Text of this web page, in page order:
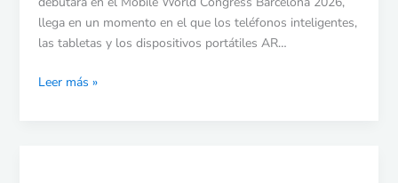
llega en un momento en el que los teléfonos inteligentes,
las tabletas y los dispositivos portátiles AR…
3D
para
navegación
Leer más »